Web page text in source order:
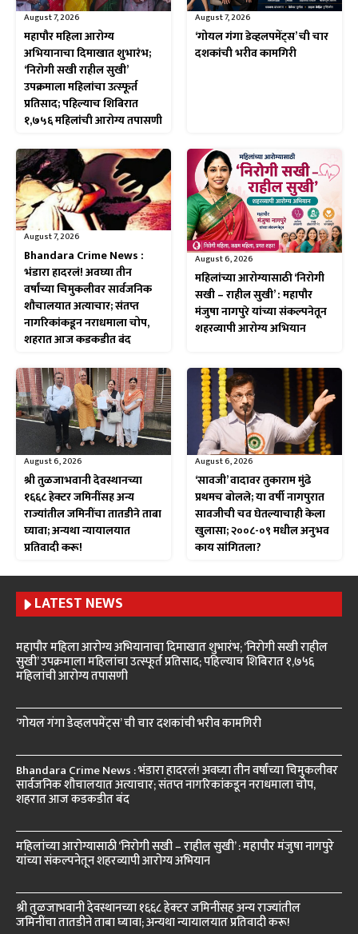
August 7, 2026
महापौर महिला आरोग्य
अभियानाचा दिमाखात शुभारंभ;
‘निरोगी सखी राहील सुखी’
उपक्रमाला महिलांचा उत्स्फूर्त
प्रतिसाद; पहिल्याच शिबिरात
१,७५६ महिलांची आरोग्य तपासणी
August 7, 2026
‘गोयल गंगा डेव्हलपमेंट्स’ ची चार
दशकांची भरीव कामगिरी
August 7, 2026
Bhandara Crime News :
भंडारा हादरलं! अवघ्या तीन
वर्षांच्या चिमुकलीवर सार्वजनिक
शौचालयात अत्याचार; संतप्त
नागरिकांकडून नराधमाला चोप,
शहरात आज कडकडीत बंद
August 6, 2026
महिलांच्या आरोग्यासाठी ‘निरोगी
सखी – राहील सुखी’ : महापौर
मंजुषा नागपुरे यांच्या संकल्पनेतून
शहरव्यापी आरोग्य अभियान
August 6, 2026
श्री तुळजाभवानी देवस्थानच्या
१६६८ हेक्टर जमिनींसह अन्य
राज्यांतील जमिनींचा तातडीने ताबा
घ्यावा; अन्यथा न्यायालयात
प्रतिवादी करू!
August 6, 2026
‘सावजी’ वादावर तुकाराम मुंढे
प्रथमच बोलले; या वर्षी नागपुरात
सावजीची चव घेतल्याचाही केला
खुलासा; २००८-०९ मधील अनुभव
काय सांगितला?
LATEST NEWS
महापौर महिला आरोग्य अभियानाचा दिमाखात शुभारंभ; ‘निरोगी सखी राहील
सुखी’ उपक्रमाला महिलांचा उत्स्फूर्त प्रतिसाद; पहिल्याच शिबिरात १,७५६
महिलांची आरोग्य तपासणी
‘गोयल गंगा डेव्हलपमेंट्स’ ची चार दशकांची भरीव कामगिरी
Bhandara Crime News : भंडारा हादरलं! अवघ्या तीन वर्षांच्या चिमुकलीवर
सार्वजनिक शौचालयात अत्याचार; संतप्त नागरिकांकडून नराधमाला चोप,
शहरात आज कडकडीत बंद
महिलांच्या आरोग्यासाठी ‘निरोगी सखी – राहील सुखी’ : महापौर मंजुषा नागपुरे
यांच्या संकल्पनेतून शहरव्यापी आरोग्य अभियान
श्री तुळजाभवानी देवस्थानच्या १६६८ हेक्टर जमिनींसह अन्य राज्यांतील
जमिनींचा तातडीने ताबा घ्यावा; अन्यथा न्यायालयात प्रतिवादी करू!